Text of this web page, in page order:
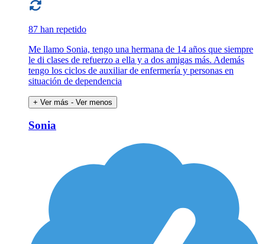
87 han repetido
Me llamo Sonia, tengo una hermana de 14 años que siempre
le di clases de refuerzo a ella y a dos amigas más. Además
tengo los ciclos de auxiliar de enfermería y personas en
situación de dependencia
+ Ver más - Ver menos
Sonia